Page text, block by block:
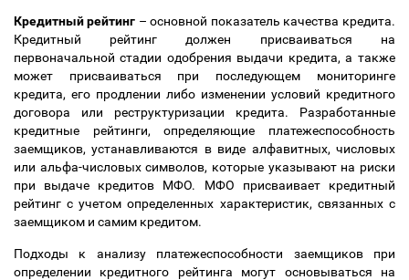
Кредитный рейтинг – основной показатель качества кредита.
Кредитный рейтинг должен присваиваться на
первоначальной стадии одобрения выдачи кредита, а также
может присваиваться при последующем мониторинге
кредита, его продлении либо изменении условий кредитного
договора или реструктуризации кредита. Разработанные
кредитные рейтинги, определяющие платежеспособность
заемщиков, устанавливаются в виде алфавитных, числовых
или альфа-числовых символов, которые указывают на риски
при выдаче кредитов МФО. МФО присваивает кредитный
рейтинг с учетом определенных характеристик, связанных с
заемщиком и самим кредитом.
Подходы к анализу платежеспособности заемщиков при
определении кредитного рейтинга могут основываться на